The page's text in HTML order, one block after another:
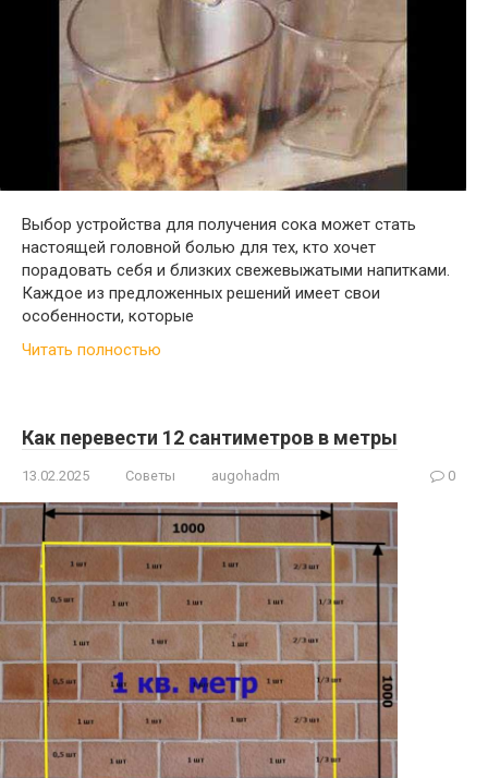
Выбор устройства для получения сока может стать
настоящей головной болью для тех, кто хочет
порадовать себя и близких свежевыжатыми напитками.
Каждое из предложенных решений имеет свои
особенности, которые
Читать полностью
Как перевести 12 сантиметров в метры
13.02.2025 Советы augohadm 0